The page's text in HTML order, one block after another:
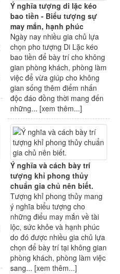
Ý nghĩa tượng di lặc kéo
bao tiền - Biểu tượng sự
may mắn, hạnh phúc
Ngày nay nhiều gia chủ lựa
chọn pho tượng Di Lặc kéo
bao tiền để bày trí cho không
gian phòng khách, phòng làm
việc để vừa giúp cho không
gian sống thêm điểm nhấn
độc đáo đồng thời mang đến
những... [xem thêm...]
Ý nghĩa và cách bày trí
tượng khỉ phong thủy
chuẩn gia chủ nên biết.
Tượng khỉ phong thủy mang
ý nghĩa biểu tượng cho
những điểu may mắn về tài
lộc, sức khỏe và hạnh phúc
do đó được nhiều gia chủ lựa
chọn để bày trí tại không gian
phòng khách, phòng làm việc
sang... [xem thêm...]